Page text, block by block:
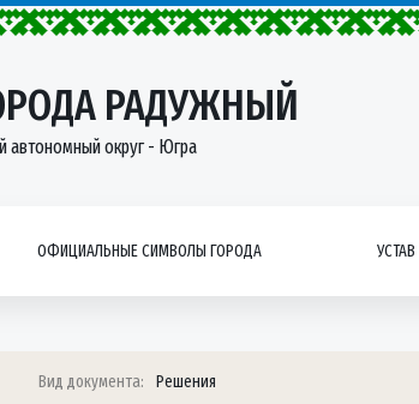
РАДУЖНЫЙ
автономный округ - Югра
ОФИЦИАЛЬНЫЕ СИМВОЛЫ ГОРОДА
Вид документа:
Решения